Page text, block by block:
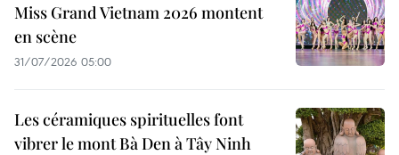
Miss Grand Vietnam 2026 montent
en scène
31/07/2026 05:00
Les céramiques spirituelles font
vibrer le mont Bà Den à Tây Ninh